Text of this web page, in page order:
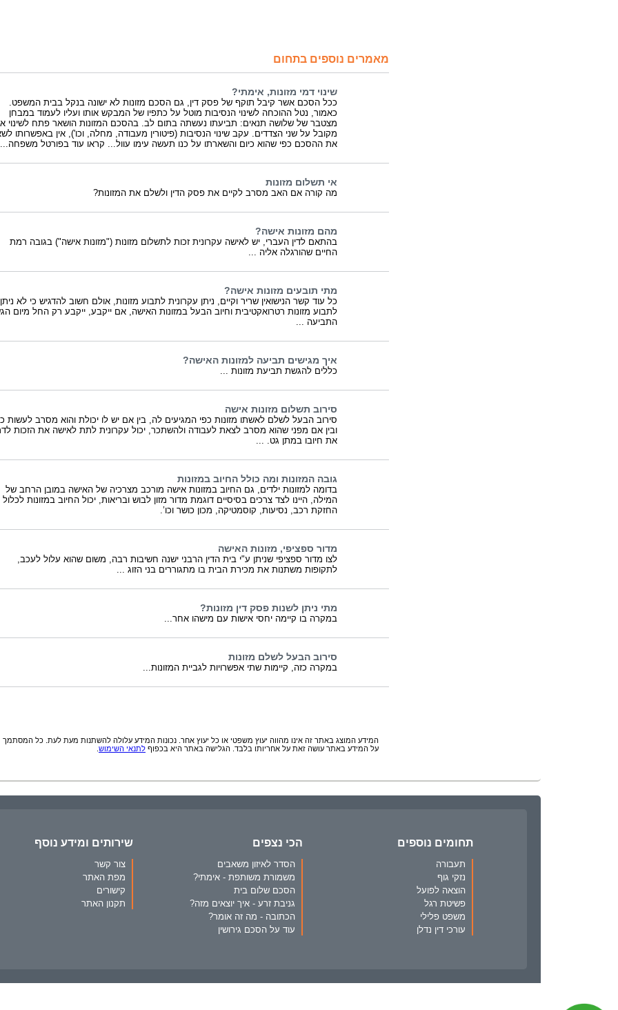
מאמרים נוספים בתחום
שינוי דמי מזונות, אימתי?
ככל הסכם אשר קיבל תוקף של פסק דין, גם הסכם מזונות לא ישונה בנקל בבית המשפט.
כאמור, נטל ההוכחה לשינוי הנסיבות מוטל על כתפיו של המבקש אותו ועליו לעמוד במבחן
מצטבר של שלושה תנאים: תביעתו נעשתה בתום לב. בהסכם המזונות הושאר פתח לשינוי
מקובל על שני הצדדים. עקב שינוי הנסיבות (פיטורין מעבודה, מחלה, וכו'), אין באפשרותו
את ההסכם כפי שהוא כיום והשארתו על כנו תעשה עימו עוול... קראו עוד בפורטל
אי תשלום מזונות
מה קורה אם האב מסרב לקיים את פסק הדין ולשלם את המזונות?
מהם מזונות אישה?
בהתאם לדין העברי, יש לאישה עקרונית זכות לתשלום מזונות ("מזונות אישה") בגובה רמת
החיים שהורגלה אליה ...
מתי תובעים מזונות אישה?
כל עוד קשר הנישואין שריר וקיים, ניתן עקרונית לתבוע מזונות, אולם חשוב להדגיש כי לא ניתן
לתבוע מזונות רטרואקטיבית וחיוב הבעל במזונות האישה, אם ייקבע, ייקבע רק החל מיום
התביעה ...
איך מגישים תביעה למזונות האישה?
כללים להגשת תביעת מזונות ...
סירוב תשלום מזונות אישה
סירוב הבעל לשלם לאשתו מזונות כפי המגיעים לה, בין אם יש לו יכולת והוא מסרב לעשות
ובין אם מפני שהוא מסרב לצאת לעבודה ולהשתכר, יכול עקרונית לתת לאישה את הזכות
את חיובו במתן גט. ...
גובה המזונות ומה כולל החיוב במזונות
בדומה למזונות ילדים, גם החיוב במזונות אישה מורכב מצרכיה של האישה במובן הרחב של
המילה, היינו לצד צרכים בסיסיים דוגמת מדור מזון לבוש ובריאות, יכול החיוב במזונות
החזקת רכב, נסיעות, קוסמטיקה, מכון כושר וכו’.
מדור ספציפי, מזונות האישה
לצו מדור ספציפי שניתן ע"י בית הדין הרבני ישנה חשיבות רבה, משום שהוא עלול לעכב,
לתקופות משתנות את מכירת הבית בו מתגוררים בני הזוג ...
מתי ניתן לשנות פסק דין מזונות?
במקרה בו קיימה יחסי אישות עם מישהו אחר...
סירוב הבעל לשלם מזונות
במקרה כזה, קיימות שתי אפשרויות לגביית המזונות...
המידע המוצג באתר זה אינו מהווה יעוץ משפטי או כל יעוץ אחר. נכונות המידע עלולה להשתנות מעת לעת. כל המסתמך
על המידע באתר עושה זאת על אחריותו בלבד. הגלישה באתר היא בכפוף לתנאי השימוש
תחומים נוספים
תעבורה
נזקי גוף
הוצאה לפועל
פשיטת רגל
משפט פלילי
עורכי דין נדלן
הכי נצפים
הסדר לאיזון משאבים
משמורת משותפת - אימתי?
הסכם שלום בית
גניבת זרע - איך יוצאים מזה?
הכתובה - מה זה אומר?
עוד על הסכם גירושין
שירותים ומידע נוסף
צור קשר
מפת האתר
קישורים
תקנון האתר